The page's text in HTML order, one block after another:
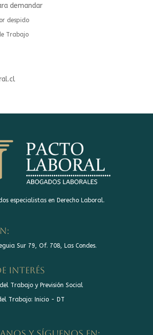
demandar
despido
Trabajo
especialistas en Derecho Laboral.
Sur 79, Of. 708, Las Condes.
interés
Trabajo y Previsión Social
Trabajo: Inicio - DT